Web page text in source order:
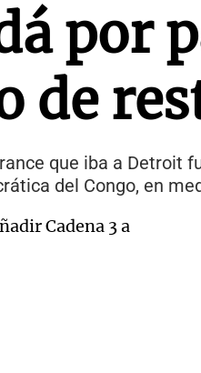
por
de
que iba a Detroit
del Congo, en
Cadena 3 a